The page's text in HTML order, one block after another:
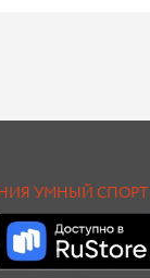
УМНЫЙ СПОРТ